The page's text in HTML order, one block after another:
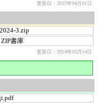
更新日：2025年04月01日
3.zip
ZIP書庫
更新日：2024年03月14日